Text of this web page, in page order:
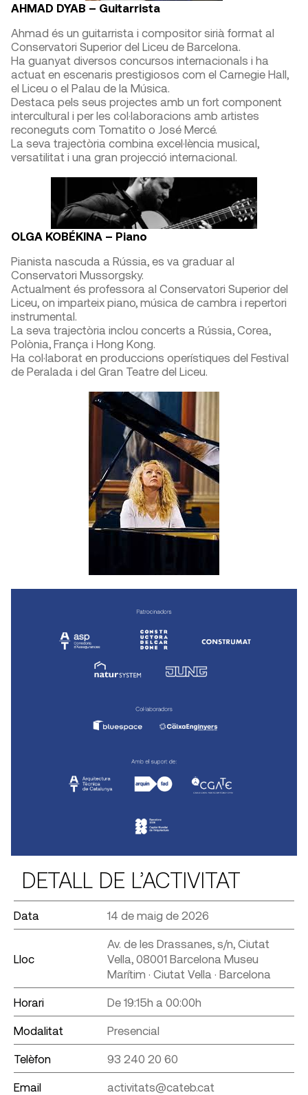
AHMAD DYAB – Guitarrista
Ahmad és un guitarrista i compositor sirià format al
Conservatori Superior del Liceu de Barcelona.
Ha guanyat diversos concursos internacionals i ha
actuat en escenaris prestigiosos com el Carnegie Hall,
el Liceu o el Palau de la Música.
Destaca pels seus projectes amb un fort component
intercultural i per les col·laboracions amb artistes
reconeguts com Tomatito o José Mercé.
La seva trajectòria combina excel·lència musical,
versatilitat i una gran projecció internacional.
OLGA KOBÉKINA – Piano
Pianista nascuda a Rússia, es va graduar al
Conservatori Mussorgsky.
Actualment és professora al Conservatori Superior del
Liceu, on imparteix piano, música de cambra i repertori
instrumental.
La seva trajectòria inclou concerts a Rússia, Corea,
Polònia, França i Hong Kong.
Ha col·laborat en produccions operístiques del Festival
de Peralada i del Gran Teatre del Liceu.
DETALL DE L’ACTIVITAT
Data 14 de maig de 2026
Lloc
Av. de les Drassanes, s/n, Ciutat
Vella, 08001 Barcelona Museu
Marítim · Ciutat Vella · Barcelona
Horari De 19:15h a 00:00h
Modalitat Presencial
Telèfon 93 240 20 60
Email activitats@cateb.cat